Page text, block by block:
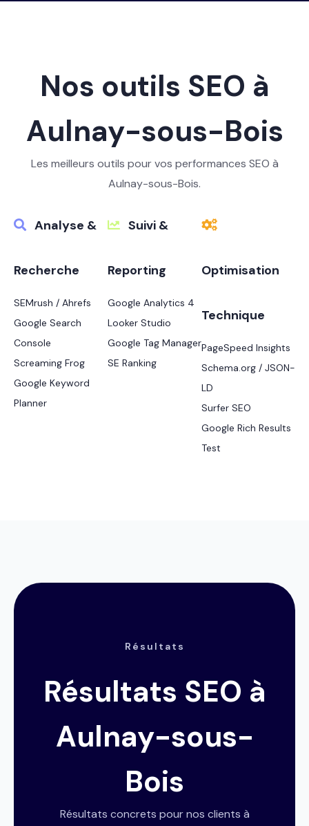
Nos outils SEO à
Aulnay-sous-Bois
Les meilleurs outils pour vos performances SEO à
Aulnay-sous-Bois.
Analyse &
Recherche
SEMrush / Ahrefs
Google Search
Console
Screaming Frog
Google Keyword
Planner
Suivi &
Reporting
Google Analytics 4
Looker Studio
Google Tag Manager
SE Ranking
Optimisation
Technique
PageSpeed Insights
Schema.org / JSON-
LD
Surfer SEO
Google Rich Results
Test
Résultats
Résultats SEO à
Aulnay-sous-
Bois
Résultats concrets pour nos clients à